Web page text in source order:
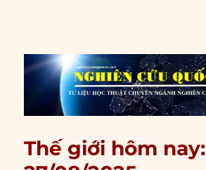
Thế giới hôm nay: